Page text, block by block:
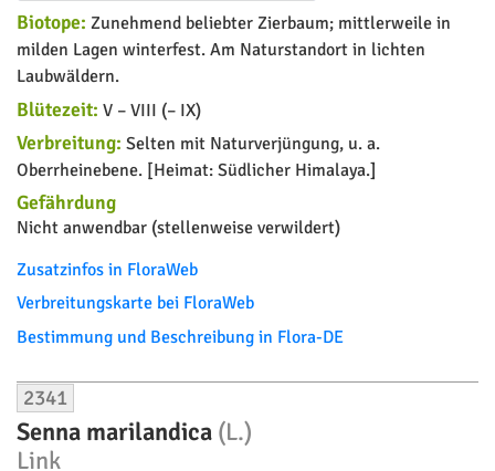
Biotope: Zunehmend beliebter Zierbaum; mittlerweile in
milden Lagen winterfest. Am Naturstandort in lichten
Laubwäldern.
Blütezeit: V – VIII (– IX)
Verbreitung: Selten mit Naturverjüngung, u. a.
Oberrheinebene. [Heimat: Südlicher Himalaya.]
Gefährdung
Nicht anwendbar (stellenweise verwildert)
Zusatzinfos in FloraWeb
Verbreitungskarte bei FloraWeb
Bestimmung und Beschreibung in Flora-DE
2341
Senna marilandica (L.)
Link